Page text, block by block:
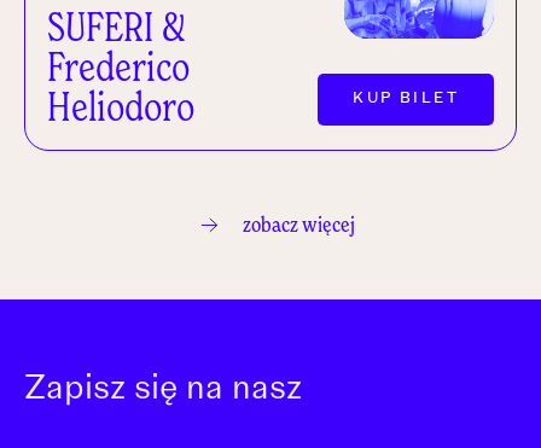
SUFERI &
Frederico
Heliodoro
KUP BILET
zobacz więcej
Zapisz się na nasz